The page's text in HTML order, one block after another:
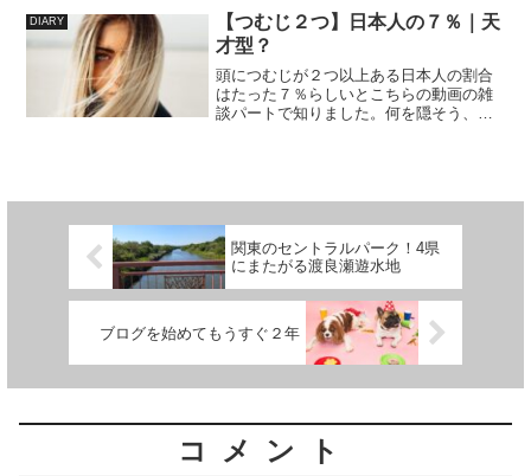
ッスンを受ける感じでした。そこから数
年辞めて...
DIARY
【つむじ２つ】日本人の７％｜天
才型？
頭につむじが２つ以上ある日本人の割合
はたった７％らしいとこちらの動画の雑
談パートで知りました。何を隠そう、わ
関東のセントラルパーク！4県
にまたがる渡良瀬遊水地
ブログを始めてもうすぐ２年
コメント